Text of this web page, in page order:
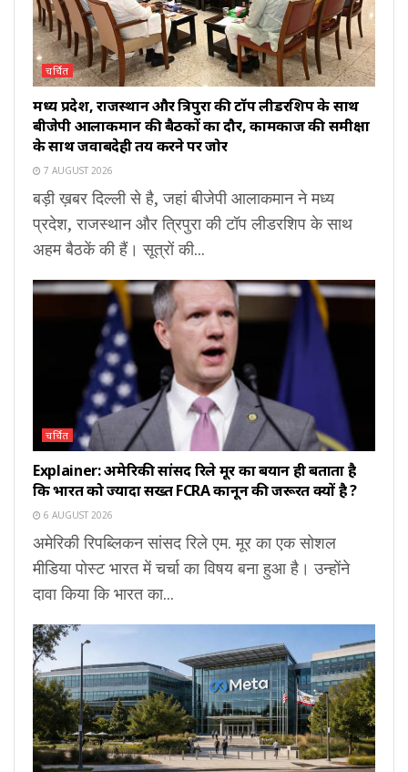
चर्चित
मध्य प्रदेश, राजस्थान और त्रिपुरा की टॉप लीडरशिप के साथ
बीजेपी आलाकमान की बैठकों का दौर, कामकाज की समीक्षा
के साथ जवाबदेही तय करने पर जोर
7 AUGUST 2026
बड़ी ख़बर दिल्ली से है, जहां बीजेपी आलाकमान ने मध्य
प्रदेश, राजस्थान और त्रिपुरा की टॉप लीडरशिप के साथ
अहम बैठकें की हैं। सूत्रों की...
चर्चित
Explainer: अमेरिकी सांसद रिले मूर का बयान ही बताता है
कि भारत को ज्यादा सख्त FCRA कानून की जरूरत क्यों है ?
6 AUGUST 2026
अमेरिकी रिपब्लिकन सांसद रिले एम. मूर का एक सोशल
मीडिया पोस्ट भारत में चर्चा का विषय बना हुआ है। उन्होंने
दावा किया कि भारत का...